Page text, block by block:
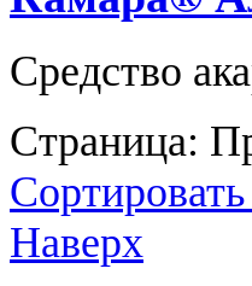
Средство
Страница:
Наверх